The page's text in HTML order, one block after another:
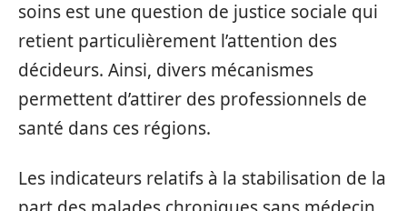
soins est une question de justice sociale qui
retient particulièrement l’attention des
décideurs. Ainsi, divers mécanismes
permettent d’attirer des professionnels de
santé dans ces régions.
Les indicateurs relatifs à la stabilisation de la